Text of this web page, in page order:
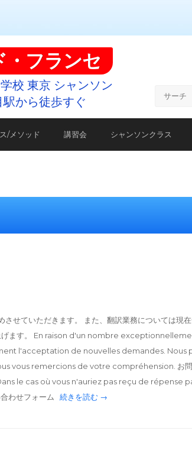
・フランセ
校 東京 シャンソン
から徒歩すぐ
/メソッド 講習会 シャンソンクラス
せていただきます。 また、翻訳業務については現
上げます。 En raison d'un nombre
l'acceptation de nouvelles demandes.
vous remercions de votre compréhension. お問
Dans le cas où vous n'auriez pas reçu de
わせフォーム
続きを読む →